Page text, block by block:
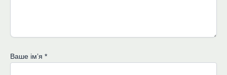
Ваше імʼя *